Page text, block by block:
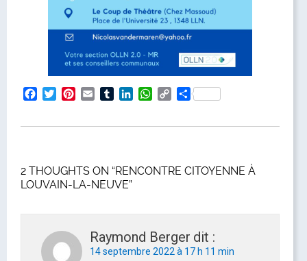
Facebook
TwitterPinterest
Email TumblrLinkedInWhatsApp
CopyPartager
2 THOUGHTS ON “RENCONTRE CITOYENNE À
LOUVAIN-LA-NEUVE”
Raymond Berger dit :
14 septembre 2022 à 17 h 11 min